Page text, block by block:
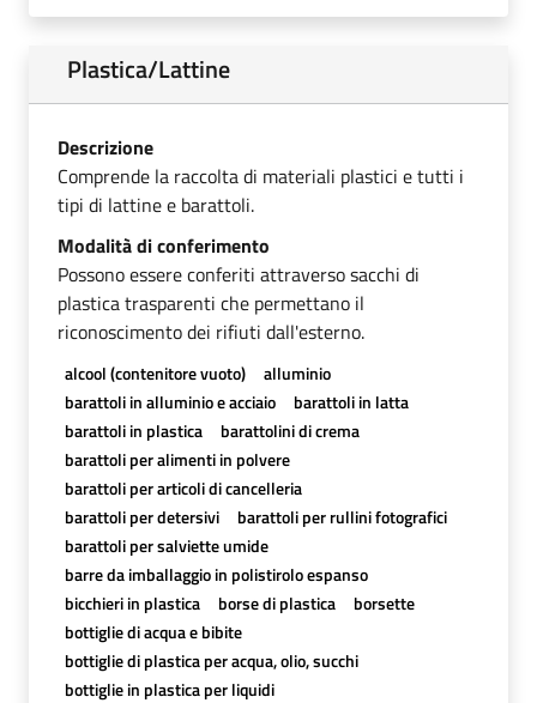
Plastica/Lattine
Descrizione
Comprende la raccolta di materiali plastici e tutti i
tipi di lattine e barattoli.
Modalità di conferimento
Possono essere conferiti attraverso sacchi di
plastica trasparenti che permettano il
riconoscimento dei rifiuti dall'esterno.
alcool (contenitore vuoto)
alluminio
barattoli in alluminio e acciaio
barattoli in latta
barattoli in plastica
barattolini di crema
barattoli per alimenti in polvere
barattoli per articoli di cancelleria
barattoli per detersivi
barattoli per rullini fotografici
barattoli per salviette umide
barre da imballaggio in polistirolo espanso
bicchieri in plastica
borse di plastica
borsette
bottiglie di acqua e bibite
bottiglie di plastica per acqua, olio, succhi
bottiglie in plastica per liquidi